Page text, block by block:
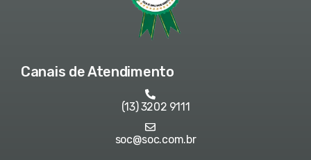
Canais de Atendimento
(13) 3202 9111
soc@soc.com.br